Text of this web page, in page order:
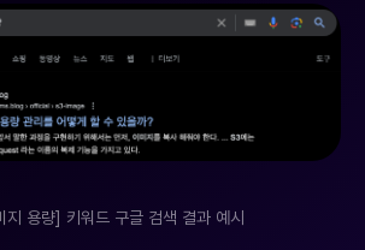
지 용량] 키워드 구글 검색 결과 예시